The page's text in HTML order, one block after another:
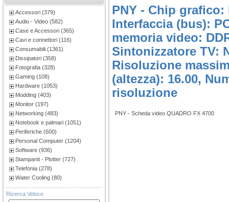
Accessori (379)
Audio - Video (582)
Case e Accessori (365)
Cavi e connettori (116)
Consumabili (1361)
Dissipatori (358)
Fotografia (328)
Gaming (108)
Hardware (1053)
Modding (403)
Monitor (197)
Networking (483)
Notebook e palmari (1051)
Periferiche (600)
Personal Computer (1204)
Software (936)
Stampanti - Plotter (727)
Telefonia (278)
Water Cooling (80)
Ricerca Veloce
PNY - Chip grafico:
Interfaccia (bus):
memoria video:
Sintonizzatore TV:
Risoluzione
(altezza): 16.00,
risoluzione
PNY - Scheda video QUADRO FX 4700